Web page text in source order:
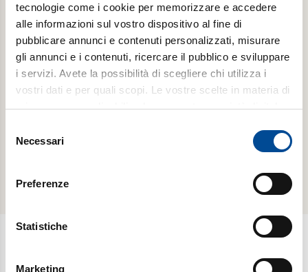
tecnologie come i cookie per memorizzare e accedere
alle informazioni sul vostro dispositivo al fine di
pubblicare annunci e contenuti personalizzati, misurare
gli annunci e i contenuti, ricercare il pubblico e sviluppare
i servizi. Avete la possibilità di scegliere chi utilizza i
vostri dati e per quali scopi. Le vostre scelte in materia di
privacy sono applicabili solo su questa proprietà digitale
modificare o revocare il proprio consenso in qualsiasi
momento dalla Dichiarazione sui cookie o facendo clic
raccogliere informazioni sulla tua posizione
geografica, con un'approssimazione di qualche
delNecessari
Preferenze
Statistiche
Marketing
ABBONAMENTI -
LUOGHI
DELL'INFINITO
Abbonamento
annuale
cartaceo
più
ABBONAMENTI -
LUOGHI
DELL'INFINITO
Abbonamento
annuale
digitale
Newsletter